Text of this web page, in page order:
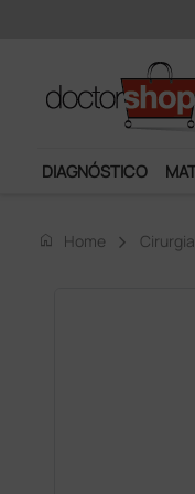
superiores a 200 €
DIAGNÓSTICO
home Home Cirurgia